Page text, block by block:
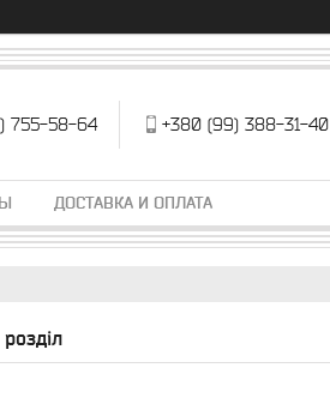
755-58-64 +380 (99) 388-31-40
ДОСТАВКА И ОПЛАТА